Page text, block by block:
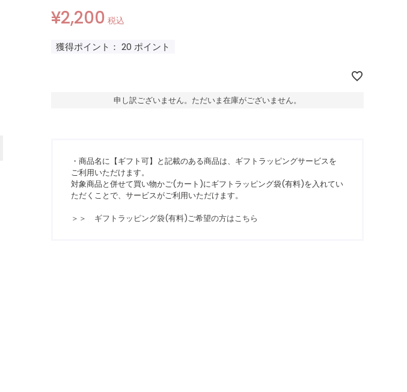
¥2,200 税込
獲得ポイント： 20 ポイント
申し訳ございません。ただいま在庫がございません。
・商品名に【ギフト可】と記載のある商品は、ギフトラッピングサービスを
ご利用いただけます。
対象商品と併せて買い物かご(カート)にギフトラッピング袋(有料)を入れてい
ただくことで、サービスがご利用いただけます。
＞＞ ギフトラッピング袋(有料)ご希望の方はこちら